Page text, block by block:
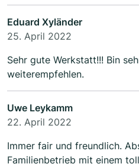
+
Eduard Xyländer
25. April 2022
Sehr gute Werkstatt!!! Bin
weiterempfehlen.
Uwe Leykamm
22. April 2022
Immer fair und freundlich.
Familienbetrieb mit einem